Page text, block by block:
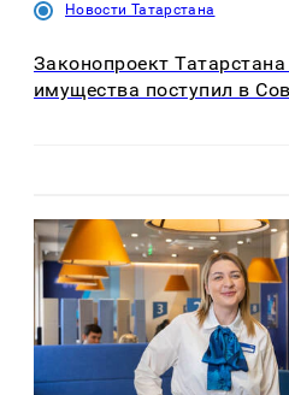
Новости Татарстана
Законопроект
имущества поступил в